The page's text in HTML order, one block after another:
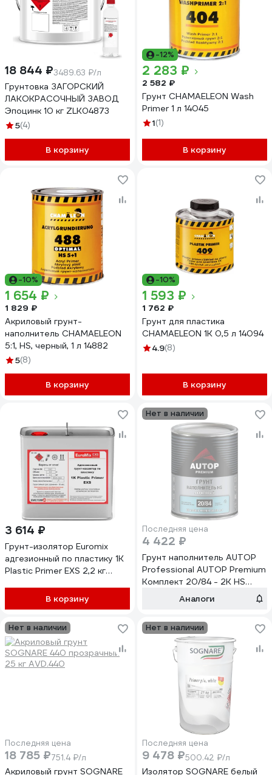
18 844 ₽3489.63 ₽/л
Грунтовка ЗАГОРСКИЙ
ЛАКОКРАСОЧНЫЙ ЗАВОД
Эпоцинк 10 кг ZLK04873
5(4)
В корзину
-12%
2 283 ₽
2 582 ₽
Грунт CHAMAELEON Wash
Primer 1 л 14045
1(1)
В корзину
-10%
1 654 ₽
1 829 ₽
Акриловый грунт-
наполнитель CHAMAELEON
5:1, HS, черный, 1 л 14882
5(8)
В корзину
-10%
1 593 ₽
1 762 ₽
Грунт для пластика
CHAMAELEON 1К 0,5 л 14094
4.9(8)
В корзину
3 614 ₽
Грунт-изолятор Euromix
адгезионный по пластику 1K
Plastic Primer EXS 2,2 кг
В корзину
Нет в наличии
Последняя цена
4 422 ₽
Грунт наполнитель AUTOP
Professional AUTOP Premium
Комплект 20/84 - 2K HS
акриловый 4+1+отв.-серый-
Аналоги
Нет в наличии
Последняя цена
18 785 ₽751.4 ₽/л
Акриловый грунт SOGNARE
Нет в наличии
Последняя цена
9 478 ₽500.42 ₽/л
Изолятор SOGNARE белый